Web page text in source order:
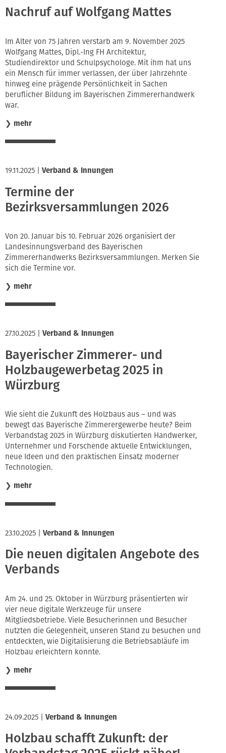
Verband & Innungen
Nachruf auf Wolfgang Mattes
Im Alter von 75 Jahren verstarb am 9. November 2025
Wolfgang Mattes, Dipl.-Ing FH Architektur,
Studiendirektor und Schulpsychologe. Mit ihm hat uns
ein Mensch für immer verlassen, der über Jahrzehnte
hinweg eine prägende Persönlichkeit in Sachen
beruflicher Bildung im Bayerischen Zimmererhandwerk
war.
❯ mehr
19.11.2025 Verband & Innungen
Termine der
Bezirksversammlungen 2026
Von 20. Januar bis 10. Februar 2026 organisiert der
Landesinnungsverband des Bayerischen
Zimmererhandwerks Bezirksversammlungen. Merken Sie
sich die Termine vor.
❯ mehr
27.10.2025 Verband & Innungen
Bayerischer Zimmerer- und
Holzbaugewerbetag 2025 in
Würzburg
Wie sieht die Zukunft des Holzbaus aus – und was
bewegt das Bayerische Zimmerergewerbe heute? Beim
Verbandstag 2025 in Würzburg diskutierten Handwerker,
Unternehmer und Forschende aktuelle Entwicklungen,
neue Ideen und den praktischen Einsatz moderner
Technologien.
❯ mehr
23.10.2025 Verband & Innungen
Die neuen digitalen Angebote des
Verbands
Am 24. und 25. Oktober in Würzburg präsentierten wir
vier neue digitale Werkzeuge für unsere
Mitgliedsbetriebe. Viele Besucherinnen und Besucher
nutzten die Gelegenheit, unseren Stand zu besuchen und
entdeckten, wie Digitalisierung die Betriebsabläufe im
Holzbau erleichtern konnte.
❯ mehr
24.09.2025 Verband & Innungen
Holzbau schafft Zukunft: der